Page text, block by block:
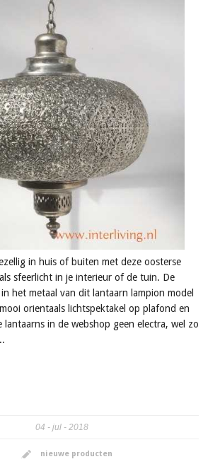
in huis of buiten met deze oosterse
sfeerlicht in je interieur of de tuin. De
het metaal van dit lantaarn lampion model
orientaals lichtspektakel op plafond en
lantaarns in de webshop geen electra, wel zo
04 jul 2018
nieuwe producten